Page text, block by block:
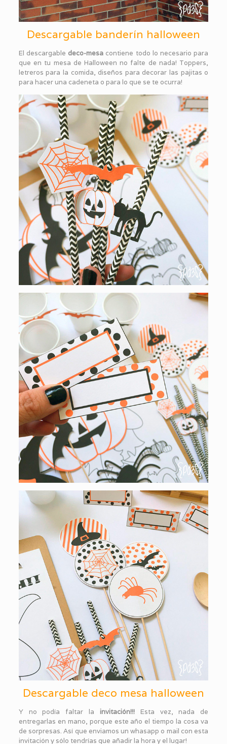
Descargable banderín halloween
El descargable deco-mesa contiene todo lo necesario para
que en tu mesa de Halloween no falte de nada! Toppers,
letreros para la comida, diseños para decorar las pajitas o
para hacer una cadeneta o para lo que se te ocurra!
Descargable deco mesa halloween
Y no podía faltar la invitación!!!Esta vez, nada de
entregarlas en mano, porque este año el tiempo la cosa va
de sorpresas. Así que enviamos un whasapp o mail con esta
invitación y sólo tendrías que añadir la hora y el lugar!